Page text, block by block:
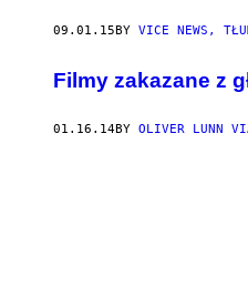
09.01.15BY VICE NEWS,
Filmy zakazane z
01.16.14BY OLIVER LUNN